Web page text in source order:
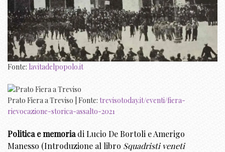
Fonte: lavitadelpopolo.it
Prato Fiera a Treviso | Fonte: trevisotoday.it/eventi/fiera-
rievocazione-storica-assalto-2021
Politica e memoriadi Lucio De Bortoli e Amerigo
Manesso (Introduzione al libro Squadristi veneti